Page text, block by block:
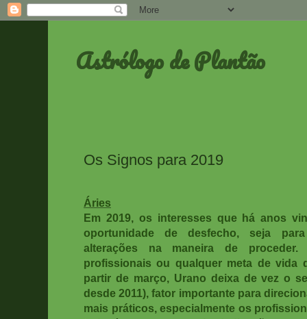
Astrólogo de Plantão
Os Signos para 2019
Áries
Em 2019, os interesses que há anos
oportunidade de desfecho, seja
alterações na maneira de
profissionais ou qualquer meta de vida
partir de março, Urano deixa de vez o
desde 2011), fator importante para
mais práticos, especialmente os